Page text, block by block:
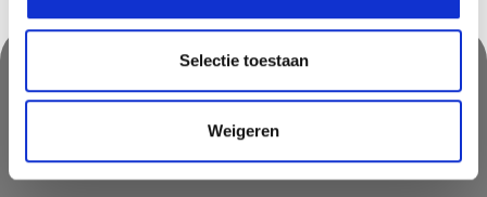
Selectie toestaan
Weigeren